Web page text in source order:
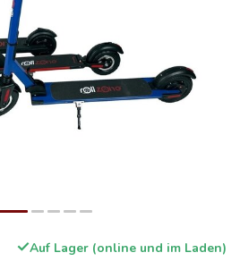
Auf Lager (online und im Laden)